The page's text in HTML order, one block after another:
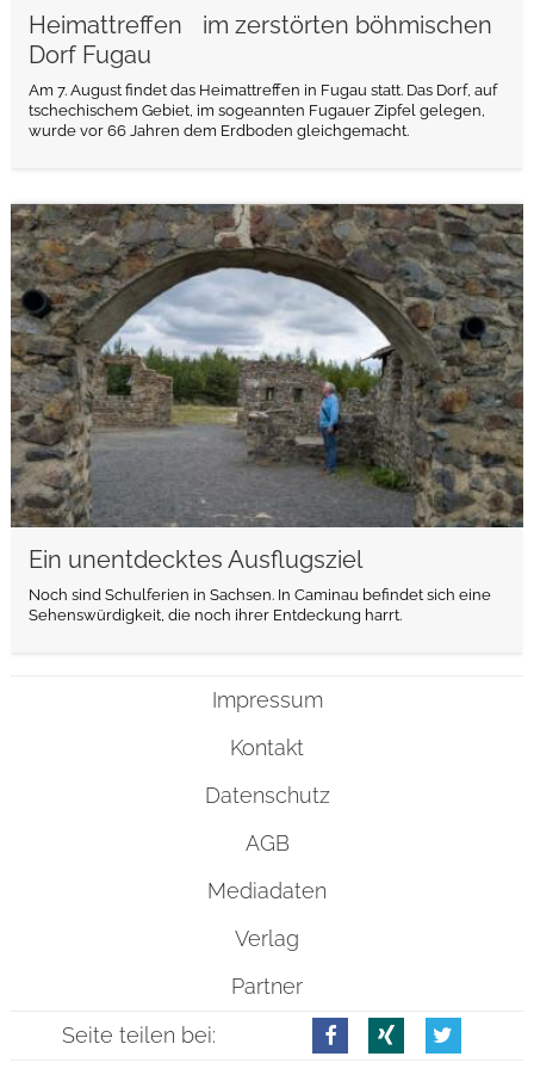
Heimattreffen im zerstörten böhmischen
Dorf Fugau
Am 7. August findet das Heimattreffen in Fugau statt. Das Dorf, auf
tschechischem Gebiet, im sogeannten Fugauer Zipfel gelegen,
wurde vor 66 Jahren dem Erdboden gleichgemacht.
Ein unentdecktes Ausflugsziel
Noch sind Schulferien in Sachsen. In Caminau befindet sich eine
Sehenswürdigkeit, die noch ihrer Entdeckung harrt.
weiterlesen
Impressum
Kontakt
Datenschutz
AGB
Mediadaten
Verlag
Partner
Seite teilen bei: